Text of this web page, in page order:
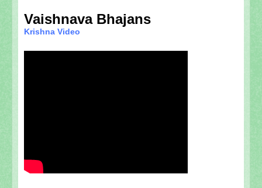
Vaishnava Bhajans
Krishna Video